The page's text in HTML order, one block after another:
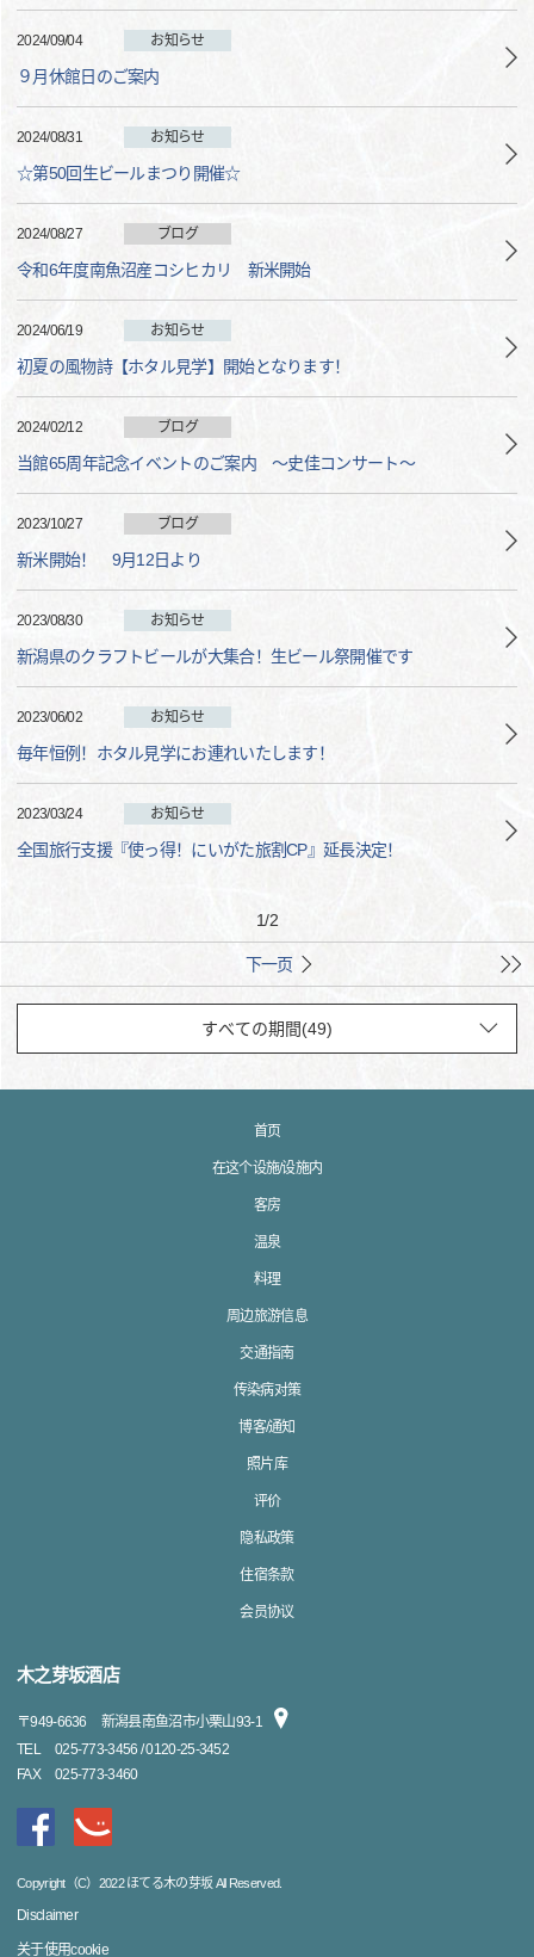
2024/09/04 お知らせ
９月休館日のご案内
2024/08/31 お知らせ
☆第50回生ビールまつり開催☆
2024/08/27 ブログ
令和6年度南魚沼産コシヒカリ 新米開始
2024/06/19 お知らせ
初夏の風物詩【ホタル見学】開始となります！
2024/02/12 ブログ
当館65周年記念イベントのご案内 ～史佳コンサート～
2023/10/27 ブログ
新米開始！ 9月12日より
2023/08/30 お知らせ
新潟県のクラフトビールが大集合！生ビール祭開催です
2023/06/02 お知らせ
毎年恒例！ホタル見学にお連れいたします！
2023/03/24 お知らせ
全国旅行支援『使っ得！にいがた旅割CP』延長決定！
1/2
下一页
首页
在这个设施/设施内
客房
温泉
料理
周边旅游信息
交通指南
传染病对策
博客/通知
照片库
评价
隐私政策
住宿条款
会员协议
木之芽坂酒店
〒949-6636
新潟县南鱼沼市小栗山93-1
TEL
025-773-3456 / 0120-25-3452
FAX
025-773-3460
Copyright（C）2022 ほてる木の芽坂 All Reserved.
Disclaimer
关于使用cookie